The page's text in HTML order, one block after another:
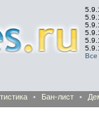
Все
• Бан-лист •